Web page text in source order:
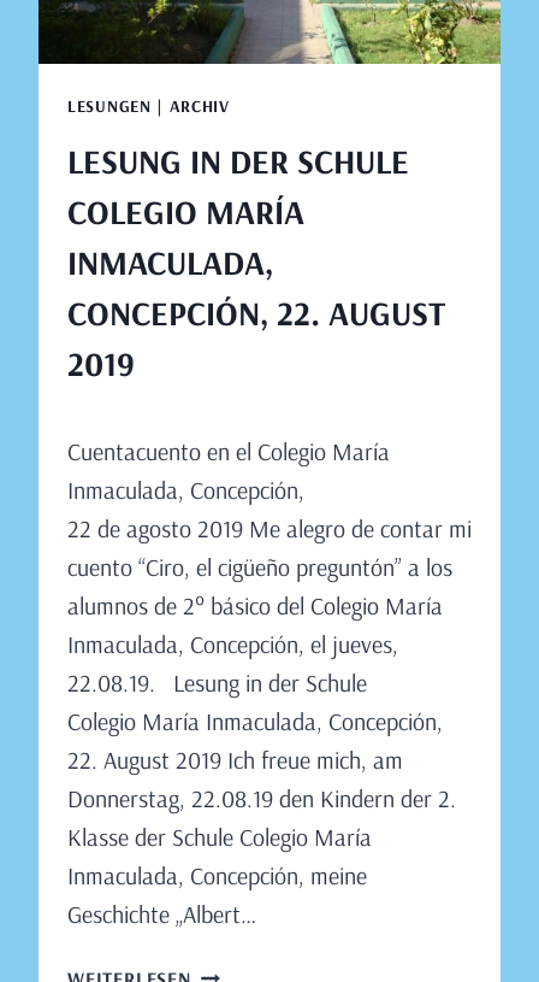
LESUNGEN | ARCHIV
LESUNG IN DER SCHULE
COLEGIO MARÍA
INMACULADA,
CONCEPCIÓN, 22. AUGUST
2019
Claudia
Engeler
Cuentacuento en el Colegio María
Inmaculada, Concepción,
22 de agosto 2019 Me alegro de contar mi
cuento “Ciro, el cigüeño preguntón” a los
alumnos de 2° básico del Colegio María
Inmaculada, Concepción, el jueves,
22.08.19. Lesung in der Schule
Colegio María Inmaculada, Concepción,
22. August 2019 Ich freue mich, am
Donnerstag, 22.08.19 den Kindern der 2.
Klasse der Schule Colegio María
Inmaculada, Concepción, meine
Geschichte „Albert…
LESUNG